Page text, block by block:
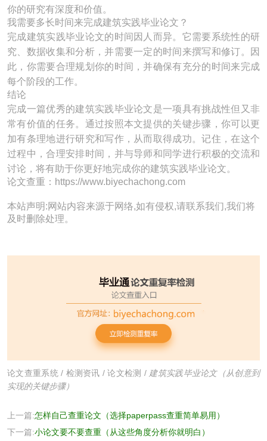
你的研究有深度和价值。
我需要多长时间来完成建筑实践毕业论文？
完成建筑实践毕业论文的时间因人而异。它需要系统性的研
究、数据收集和分析，并需要一定的时间来撰写和修订。因
此，你需要合理规划你的时间，并确保有充分的时间来完成
每个阶段的工作。
结论
完成一篇优秀的建筑实践毕业论文是一项具有挑战性但又非
常有价值的任务。通过按照本文提供的关键步骤，你可以更
加有条理地进行研究和写作，从而取得成功。记住，在这个
过程中，合理安排时间，并与导师和同学进行积极的交流和
讨论，将有助于你更好地完成你的建筑实践毕业论文。
论文查重：https://www.biyechachong.com
本站声明:网站内容来源于网络,如有侵权,请联系我们,我们将
及时删除处理。
论文查重系统/ 检测资讯 /论文检测 / 建筑实践毕业论文（从创意到
实现的关键步骤）
上一篇:怎样自己查重论文（选择paperpass查重简单易用）
下一篇:小论文要不要查重（从这些角度分析你就明白）